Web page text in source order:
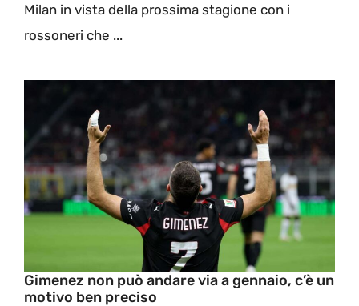
Milan in vista della prossima stagione con i
rossoneri che ...
Gimenez non può andare via a gennaio, c’è un
motivo ben preciso